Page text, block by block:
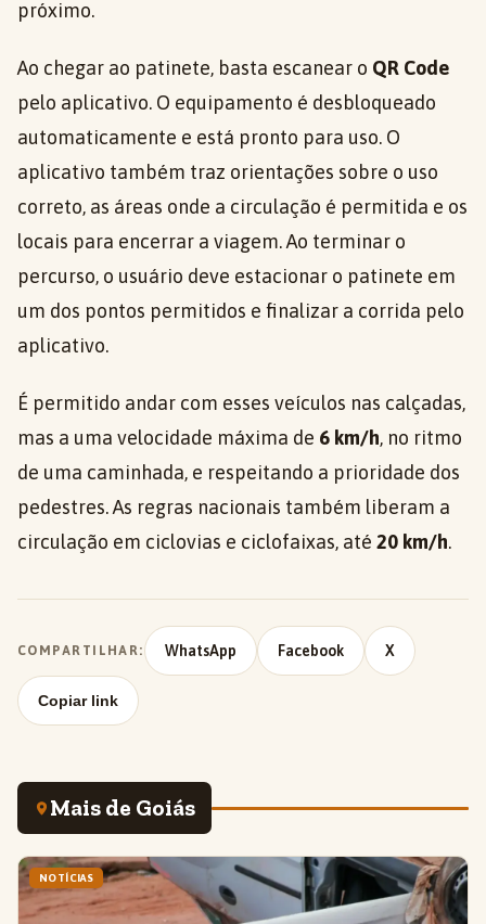
próximo.
Ao chegar ao patinete, basta escanear o QR Code
pelo aplicativo. O equipamento é desbloqueado
automaticamente e está pronto para uso. O
aplicativo também traz orientações sobre o uso
correto, as áreas onde a circulação é permitida e os
locais para encerrar a viagem. Ao terminar o
percurso, o usuário deve estacionar o patinete em
um dos pontos permitidos e finalizar a corrida pelo
aplicativo.
É permitido andar com esses veículos nas calçadas,
mas a uma velocidade máxima de 6 km/h, no ritmo
de uma caminhada, e respeitando a prioridade dos
pedestres. As regras nacionais também liberam a
circulação em ciclovias e ciclofaixas, até 20 km/h.
COMPARTILHAR: WhatsApp Facebook X
Copiar link
Mais de Goiás
NOTÍCIAS